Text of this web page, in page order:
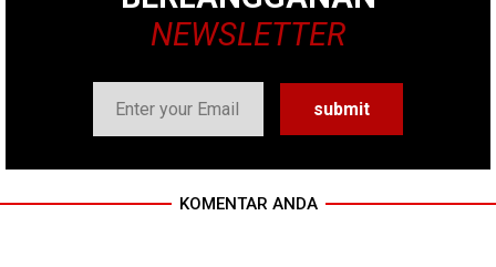
NEWSLETTER
KOMENTAR ANDA